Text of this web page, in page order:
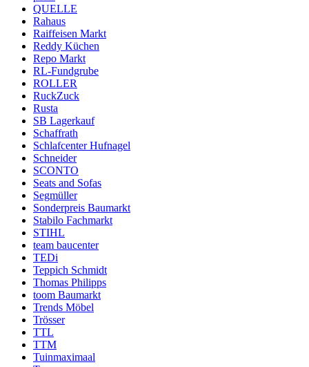
QUELLE
Rahaus
Raiffeisen Markt
Reddy Küchen
Repo Markt
RL-Fundgrube
ROLLER
RuckZuck
Rusta
SB Lagerkauf
Schaffrath
Schlafcenter Hufnagel
Schneider
SCONTO
Seats and Sofas
Segmüller
Sonderpreis Baumarkt
Stabilo Fachmarkt
STIHL
team baucenter
TEDi
Teppich Schmidt
Thomas Philipps
toom Baumarkt
Trends Möbel
Trösser
TTL
TTM
Tuinmaximaal